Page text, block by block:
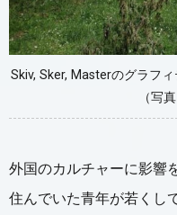
Skiv, Sker, Masterのグラフ
（写
外国のカルチャーに影響
住んでいた青年が若くし